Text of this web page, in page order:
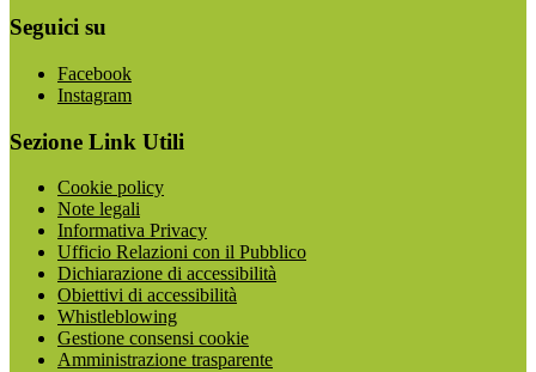
Seguici su
Facebook
Instagram
Sezione Link Utili
Cookie policy
Note legali
Informativa Privacy
Ufficio Relazioni con il Pubblico
Dichiarazione di accessibilità
Obiettivi di accessibilità
Whistleblowing
Gestione consensi cookie
Amministrazione trasparente